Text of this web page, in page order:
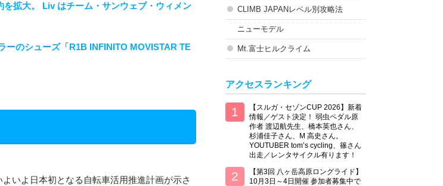
拡⼤。 Liv はチーム・サンウェブ・ウィメン
ーのシューズ「R1B INFINITO MOVISTAR TE
いよ日本初となる自転車活用推進計画が示さ
CLIMB JAPANレベル別攻略法
ニューモデル
Mt.富士ヒルクライム
アクセスランキング
【スルガ・セゾンCUP 2026】新着
情報／ゲスト決定！ 弱虫ペダル原
作者 渡辺航先生、橋本英也さん、
杉浦佳子さん、M 高史さん。
YOUTUBER tom’s cycling、篠さん
出走／レンタサイクル有ります！
【第3回 八ヶ岳高原ロングライド】
10月3日～4日開催 参加者募集中で